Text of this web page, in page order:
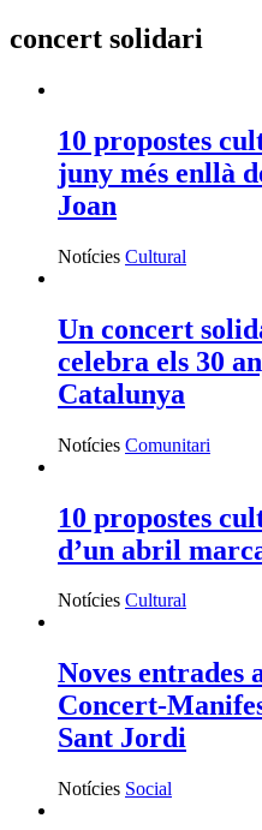
concert solidari
10 propostes
juny més enllà
Joan
Notícies Cultural
Un concert
celebra els 30
Catalunya
Notícies Comunitari
10 propostes
d’un abril
Notícies Cultural
Noves entrades
Concert-
Sant Jordi
Notícies Social